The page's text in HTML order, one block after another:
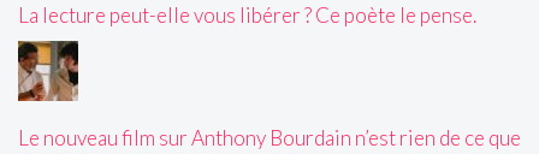
La lecture peut-elle vous libérer ? Ce poète le pense.
Le nouveau film sur Anthony Bourdain n’est rien de ce que